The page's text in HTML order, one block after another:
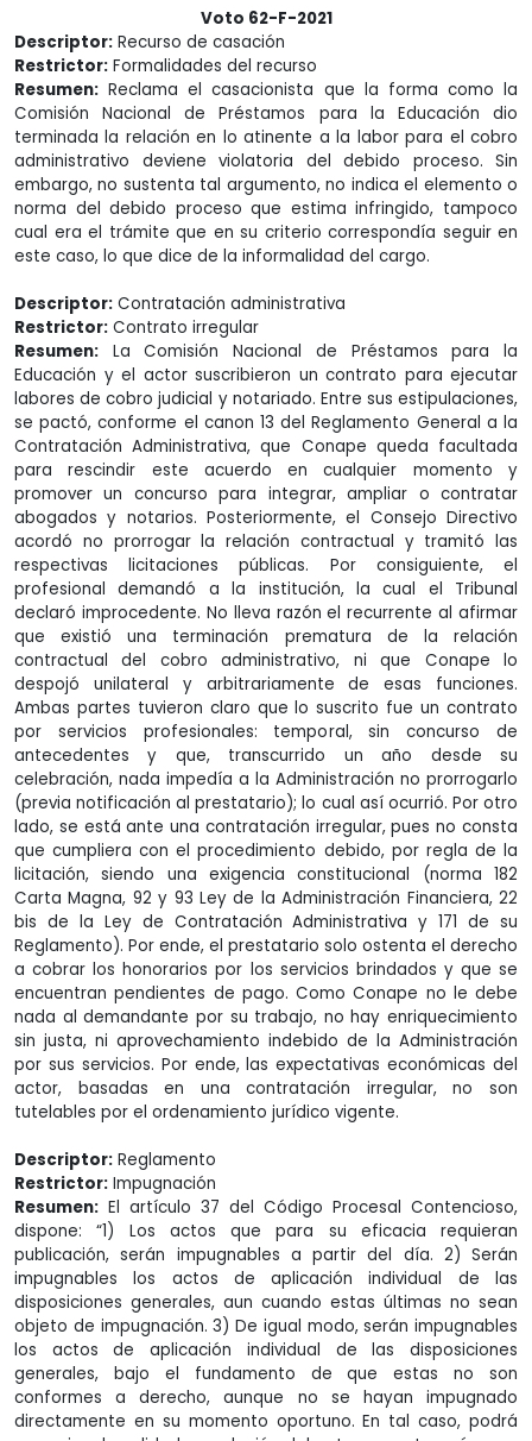
Voto 62-F-2021
Descriptor: Recurso de casación
Restrictor: Formalidades del recurso
Resumen: Reclama el casacionista que la forma como la
Comisión Nacional de Préstamos para la Educación dio
terminada la relación en lo atinente a la labor para el cobro
administrativo deviene violatoria del debido proceso. Sin
embargo, no sustenta tal argumento, no indica el elemento o
norma del debido proceso que estima infringido, tampoco
cual era el trámite que en su criterio correspondía seguir en
este caso, lo que dice de la informalidad del cargo.
Descriptor: Contratación administrativa
Restrictor: Contrato irregular
Resumen: La Comisión Nacional de Préstamos para la
Educación y el actor suscribieron un contrato para ejecutar
labores de cobro judicial y notariado. Entre sus estipulaciones,
se pactó, conforme el canon 13 del Reglamento General a la
Contratación Administrativa, que Conape queda facultada
para rescindir este acuerdo en cualquier momento y
promover un concurso para integrar, ampliar o contratar
abogados y notarios. Posteriormente, el Consejo Directivo
acordó no prorrogar la relación contractual y tramitó las
respectivas licitaciones públicas. Por consiguiente, el
profesional demandó a la institución, la cual el Tribunal
declaró improcedente. No lleva razón el recurrente al afirmar
que existió una terminación prematura de la relación
contractual del cobro administrativo, ni que Conape lo
despojó unilateral y arbitrariamente de esas funciones.
Ambas partes tuvieron claro que lo suscrito fue un contrato
por servicios profesionales: temporal, sin concurso de
antecedentes y que, transcurrido un año desde su
celebración, nada impedía a la Administración no prorrogarlo
(previa notificación al prestatario); lo cual así ocurrió. Por otro
lado, se está ante una contratación irregular, pues no consta
que cumpliera con el procedimiento debido, por regla de la
licitación, siendo una exigencia constitucional (norma 182
Carta Magna, 92 y 93 Ley de la Administración Financiera, 22
bis de la Ley de Contratación Administrativa y 171 de su
Reglamento). Por ende, el prestatario solo ostenta el derecho
a cobrar los honorarios por los servicios brindados y que se
encuentran pendientes de pago. Como Conape no le debe
nada al demandante por su trabajo, no hay enriquecimiento
sin justa, ni aprovechamiento indebido de la Administración
por sus servicios. Por ende, las expectativas económicas del
actor, basadas en una contratación irregular, no son
tutelables por el ordenamiento jurídico vigente.
Descriptor: Reglamento
Restrictor: Impugnación
Resumen: El artículo 37 del Código Procesal Contencioso,
dispone: “1) Los actos que para su eficacia requieran
publicación, serán impugnables a partir del día. 2) Serán
impugnables los actos de aplicación individual de las
disposiciones generales, aun cuando estas últimas no sean
objeto de impugnación. 3) De igual modo, serán impugnables
los actos de aplicación individual de las disposiciones
generales, bajo el fundamento de que estas no son
conformes a derecho, aunque no se hayan impugnado
directamente en su momento oportuno. En tal caso, podrá